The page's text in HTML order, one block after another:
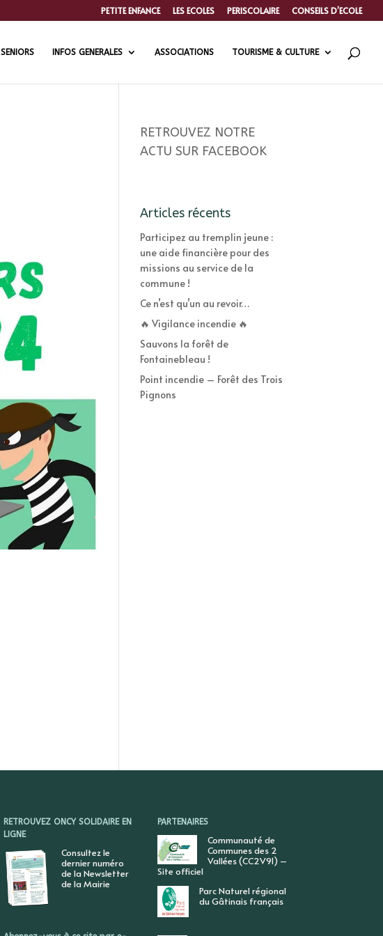
PETITE ENFANCE LES ECOLES PERISCOLAIRE CONSEILS D’ECOLE
SENIORS INFOS GENERALES ASSOCIATIONS TOURISME & CULTURE
RETROUVEZ NOTRE
ACTU SUR FACEBOOK
Articles récents
Participez au tremplin jeune :
une aide financière pour des
missions au service de la
commune !
Ce n’est qu’un au revoir…
🔥 Vigilance incendie 🔥
Sauvons la forêt de
Fontainebleau !
Point incendie – Forêt des Trois
Pignons
RETROUVEZ ONCY SOLIDAIRE EN
LIGNE
Consultez le
dernier numéro
de la Newsletter
de la Mairie
PARTENAIRES
Communauté de
Communes des 2
Vallées (CC2V91) –
Site officiel
Parc Naturel régional
du Gâtinais français